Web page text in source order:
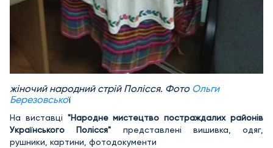
жіночий народний стрій Полісся. Фото Ольги
Березовської
На виставці "Народне мистецтво постраждалих районів
Українського Полісся" представлені вишивка, одяг,
рушники, картини, фотодокументи